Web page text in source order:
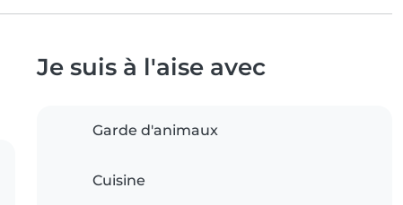
Je suis à l'aise avec
Garde d'animaux
Cuisine